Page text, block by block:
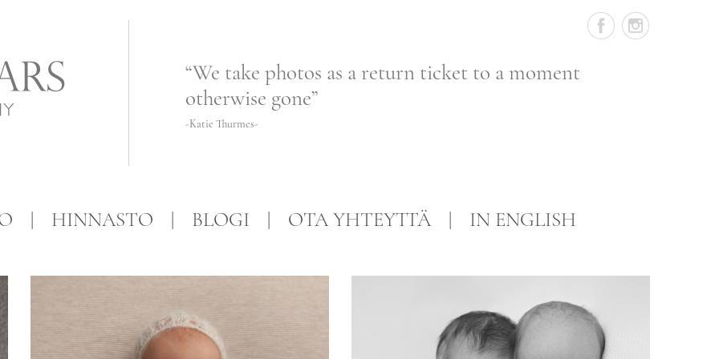
“We take photos as a return ticket to a moment
otherwise gone”
-Katie Thurmes-
HINNASTO BLOGI OTA YHTEYTTÄ IN ENGLISH